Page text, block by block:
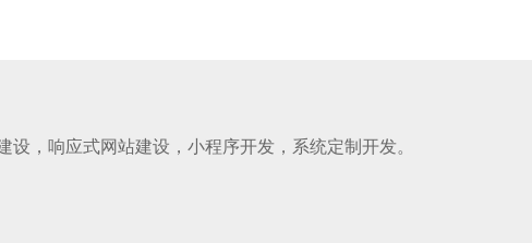
，响应式网站建设，小程序开发，系统定制开发。